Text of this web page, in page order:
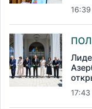
17:43